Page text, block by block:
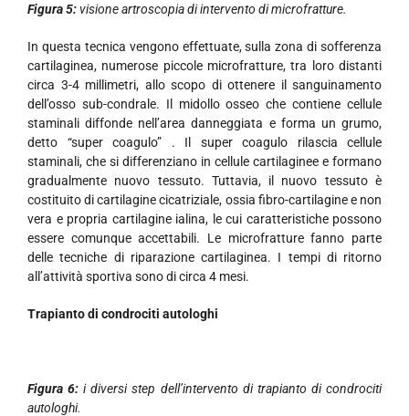
Figura 5:visione artroscopia di intervento di microfratture.
In questa tecnica vengono effettuate, sulla zona di sofferenza
cartilaginea, numerose piccole microfratture, tra loro distanti
circa 3-4 millimetri, allo scopo di ottenere il sanguinamento
dell’osso sub-condrale. Il midollo osseo che contiene cellule
staminali diffonde nell’area danneggiata e forma un grumo,
detto “super coagulo” . Il super coagulo rilascia cellule
staminali, che si differenziano in cellule cartilaginee e formano
gradualmente nuovo tessuto. Tuttavia, il nuovo tessuto è
costituito di cartilagine cicatriziale, ossia fibro-cartilagine e non
vera e propria cartilagine ialina, le cui caratteristiche possono
essere comunque accettabili. Le microfratture fanno parte
delle tecniche di riparazione cartilaginea. I tempi di ritorno
all’attività sportiva sono di circa 4 mesi.
Trapianto di condrociti autologhi
Figura 6:i diversi step dell’intervento di trapianto di condrociti
autologhi.